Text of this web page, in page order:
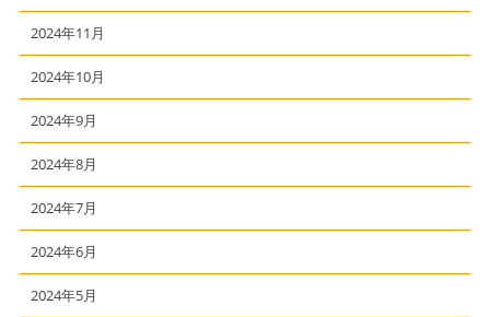
2024年11月
2024年10月
2024年9月
2024年8月
2024年7月
2024年6月
2024年5月